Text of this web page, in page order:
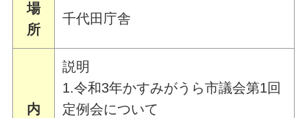
場
所
千代田庁舎
内
説明
1.令和3年かすみがうら市議会第1回
定例会について